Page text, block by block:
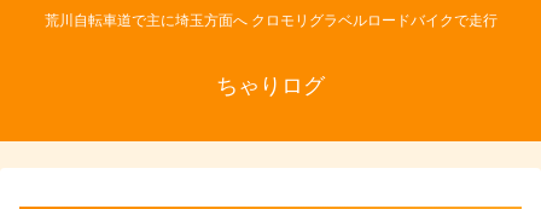
荒川自転車道で主に埼玉方面へ クロモリグラベルロードバイクで走行
ちゃりログ